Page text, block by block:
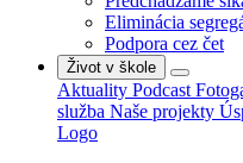
Eliminácia
Podpora cez čet
Život v škole
Aktuality Podcast
služba Naše projekty
Logo